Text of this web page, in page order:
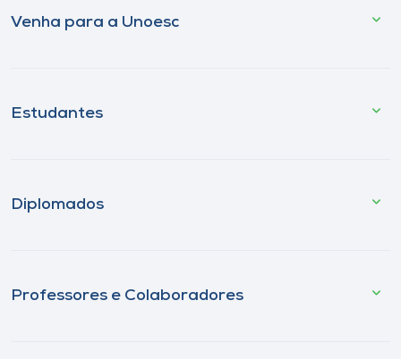
Venha para a Unoesc
Estudantes
Diplomados
Professores e Colaboradores